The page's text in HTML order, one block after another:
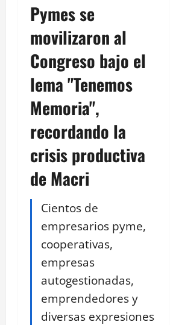
Pymes se
movilizaron al
Congreso bajo el
lema "Tenemos
Memoria",
recordando la
crisis productiva
de Macri
Cientos de
empresarios pyme,
cooperativas,
empresas
autogestionadas,
emprendedores y
diversas expresiones